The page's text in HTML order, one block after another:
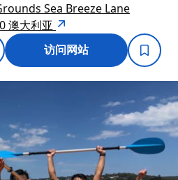
Sea Breeze Lane
澳大利亚
访问网站